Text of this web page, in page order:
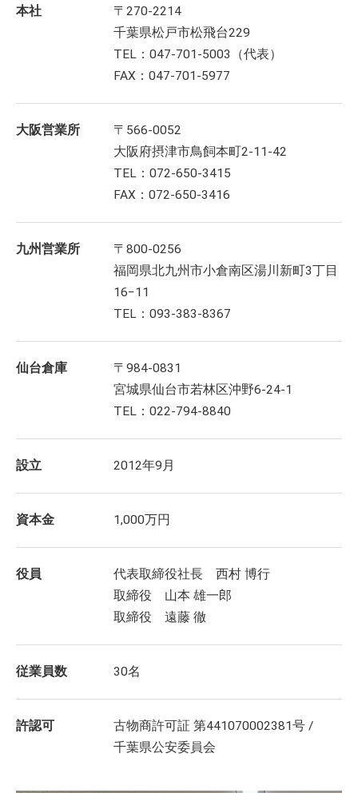
本社
〒270-2214
千葉県松戸市松飛台229
TEL：047-701-5003（代表）
FAX：047-701-5977
大阪営業所
〒566-0052
大阪府摂津市鳥飼本町2-11-42
TEL：072-650-3415
FAX：072-650-3416
九州営業所
〒800-0256
福岡県北九州市小倉南区湯川新町3丁目
16−11
TEL：093-383-8367
仙台倉庫
〒984-0831
宮城県仙台市若林区沖野6-24-1
TEL：022-794-8840
設立 2012年9月
資本金 1,000万円
役員
代表取締役社長 西村 博行
取締役 山本 雄一郎
取締役 遠藤 徹
従業員数 30名
許認可
古物商許可証 第441070002381号 /
千葉県公安委員会